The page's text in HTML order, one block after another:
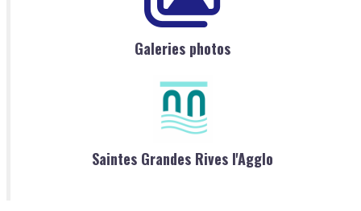
Galeries photos
Saintes Grandes Rives l'Agglo